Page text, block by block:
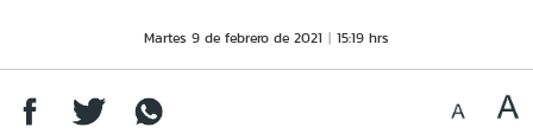
Martes 9 de febrero de 2021 15:19 hrs